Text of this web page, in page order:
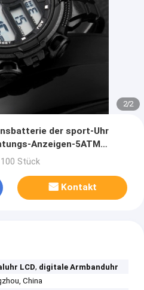
2/2
der sport-Uhr
Anzeigen-5ATM
100 Stück
Kontakt
LCD, digitale Armbanduhr
China